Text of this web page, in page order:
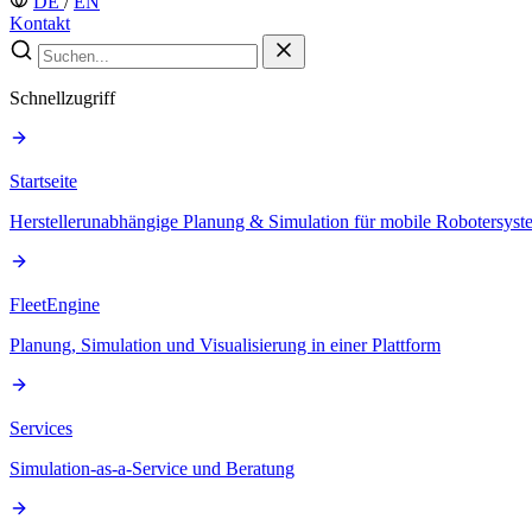
Kontakt
Schnellzugriff
Startseite
Herstellerunabhängige Planung & Simulation für mobile
FleetEngine
Planung, Simulation und Visualisierung in einer Plattform
Services
Simulation-as-a-Service und Beratung